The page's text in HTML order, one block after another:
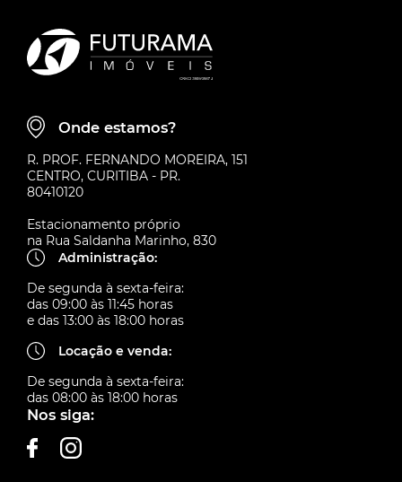
Onde estamos?
R. PROF. FERNANDO MOREIRA, 151
CENTRO, CURITIBA - PR.
80410120
Estacionamento próprio
na Rua Saldanha Marinho, 830
Administração:
De segunda à sexta-feira:
das 09:00 às 11:45 horas
e das 13:00 às 18:00 horas
Locação e venda:
De segunda à sexta-feira:
das 08:00 às 18:00 horas
Nos siga: